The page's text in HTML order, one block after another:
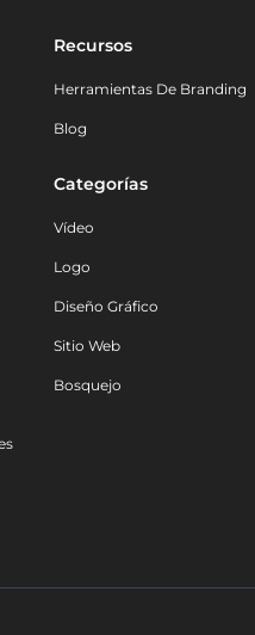
Recursos
Herramientas De Branding
Blog
Categorías
Vídeo
Logo
Diseño Gráfico
Sitio Web
Bosquejo